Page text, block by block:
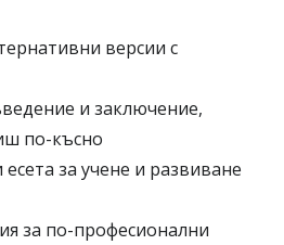
версии с
и заключение,
по-късно
за учене и развиване
за по-професионални